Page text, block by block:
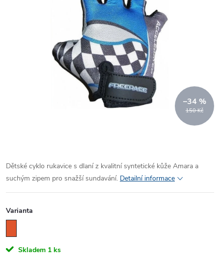
150 Kč
–34 %
Dětské cyklo rukavice s dlaní z kvalitní syntetické kůže Amara a
suchým zipem pro snažší sundavání. Detailní informace
Varianta
Skladem 1 ks